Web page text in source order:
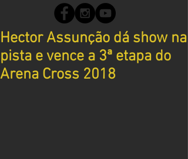
Hector Assunção dá show na
pista e vence a 3ª etapa do
Arena Cross 2018